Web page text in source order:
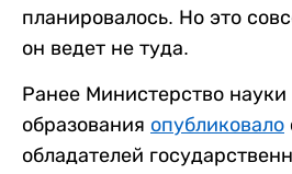
планировалось. Но это
он ведет не туда.
Ранее Министерство
образования опубликовало
обладателей